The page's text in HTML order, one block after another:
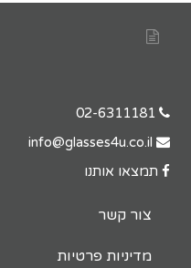
02-6311181
info@glasses4u.co.il
תמצאו אותנו
צור קשר
מדיניות פרטיות